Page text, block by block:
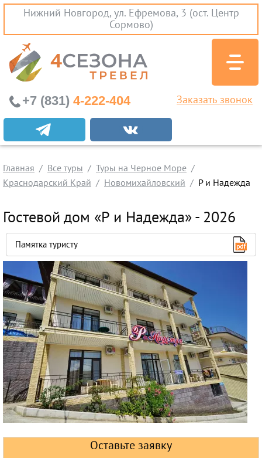
Нижний Новгород, ул. Ефремова, 3 (ост. Центр
Сормово)
Экскурсионные туры
Заграничные экскурсии
Туры на Черное Море
Краснодарский Край
Крым
Проезд без проживания
Вылеты из Нижнего Новгорода
Горящие туры
Раннее бронирование
Железнодорожные туры
Круизы
+7 (831) 4-222-404 Заказать звонок
Главная Все туры
Туры на Черное Море
Краснодарский Край
Новомихайловский Р и Надежда
Гостевой дом «Р и Надежда» - 2026
Памятка туристу
Оставьте заявку